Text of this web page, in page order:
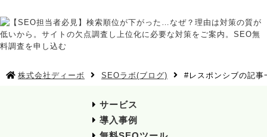
株式会社ディーボ SEOラボ(ブログ) #レスポンシブの記事
サービス
導入事例